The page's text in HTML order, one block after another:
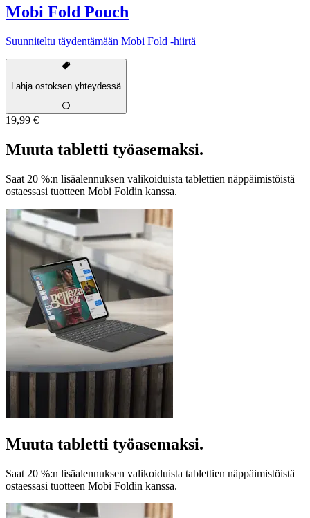
Mobi Fold Pouch
Suunniteltu täydentämään Mobi Fold -hiirtä
Lahja ostoksen yhteydessä
19,99 €
Muuta tabletti työasemaksi.
Saat 20 %:n lisäalennuksen valikoiduista tablettien näppäimistöistä
ostaessasi tuotteen Mobi Foldin kanssa.
Muuta tabletti työasemaksi.
Saat 20 %:n lisäalennuksen valikoiduista tablettien näppäimistöistä
ostaessasi tuotteen Mobi Foldin kanssa.